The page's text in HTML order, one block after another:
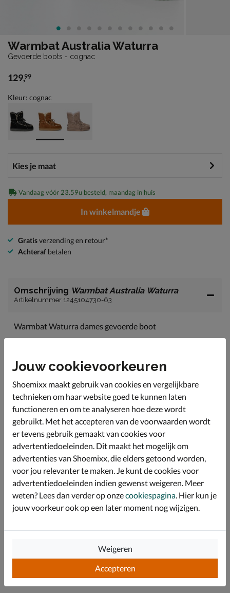
Warmbat Australia Waturra
Gevoerde boots - cognac
€ 129,99
129,99
Kleur: cognac
Vandaag vóór 23.59u besteld, maandag in huis
In winkelmandje
Gratisverzending en retour*
Achteraf betalen
Omschrijving Warmbat Australia Waturra
Artikelnummer 1245104730-63
Warmbat Waturra dames gevoerde boot
Uitgevoerd in duurzaam suède met contrasterende
Gevoerd met schapenvacht van Merino-schapene. Het
wol van Merino-schapen staat bekend om hun
stevigheid, zachtheid en vochtabsorberende kwaliteit.
Ook het voetbed is bekleed met dit wol wat bovendien
de voeten perfect warmt houdt dankzij de
warmteregulerende eigenschap van wol.
Afgewerkt met een stevige EVA-loopzool.
Specificaties
Boots
Jouw cookievoorkeuren
Shoemixx maakt gebruik van cookies en vergelijkbare
technieken om haar website goed te kunnen laten
functioneren en om te analyseren hoe deze wordt
gebruikt. Met het accepteren van de voorwaarden wordt
er tevens gebruik gemaakt van cookies voor
advertentiedoeleinden. Dit maakt het mogelijk om
advertenties van Shoemixx, die elders getoond worden,
voor jou relevanter te maken. Je kunt de cookies voor
advertentiedoeleinden indien gewenst weigeren. Meer
weten? Lees dan verder op onzecookiespagina . Hier kun je
jouw voorkeur ook op een later moment nog wijzigen.
Accepteren
Weigeren